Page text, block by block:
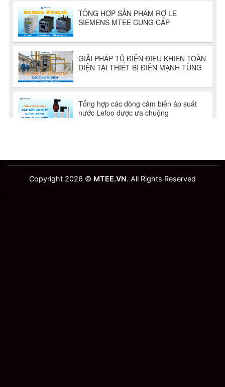
Copyright 2026 © MTEE.VN. All Rights Reserved